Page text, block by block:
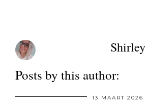
Shirley
Posts by this author:
13 MAART 2026